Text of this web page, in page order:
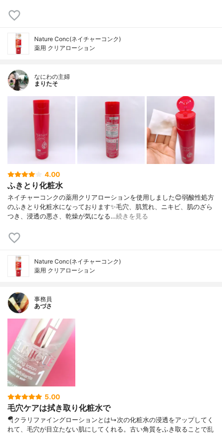
Nature Conc(ネイチャーコンク)
薬用 クリアローション
なにわの主婦
まりたそ
4.00
ふきとり化粧水
ネイチャーコンクの薬用クリアローションを使用しました😊弱酸性処方
のふきとり化粧水になっております✨毛穴、肌荒れ、ニキビ、肌のざら
つき、浸透の悪さ、乾燥が気になる…続きを見る
Nature Conc(ネイチャーコンク)
薬用 クリアローション
事務員
あづさ
5.00
毛穴ケアは拭き取り化粧水で
🪂クラリファイングローションとは↳次の化粧水の浸透をアップしてく
れて、毛穴が目立たない肌にしてくれる。古い角質をふき取ることで乱